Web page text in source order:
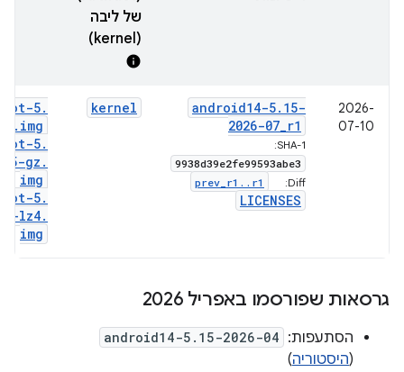
של ליבה
(kernel)
info
2026-
07-10
android14-5. 15-
2026-07_r1
SHA-1:
9938d39e2fe99593abe3
Diff:
prev r1 . . r1
LICENSES
kernel
5.
. img
5.
15-gz .
img
5.
lz4.
img
גרסאות שפורסמו באפריל 2026
הסתעפות: android14-5.15-2026-04
(היסטוריה)